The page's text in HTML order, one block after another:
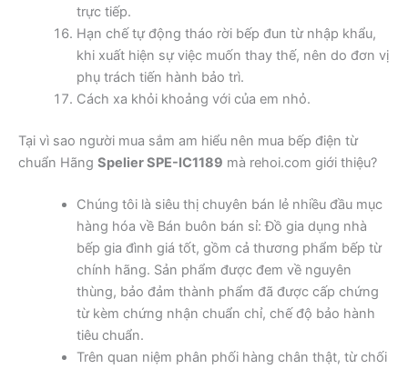
trực tiếp.
Hạn chế tự động tháo rời bếp đun từ nhập khẩu,
khi xuất hiện sự việc muốn thay thế, nên do đơn vị
phụ trách tiến hành bảo trì.
Cách xa khỏi khoảng với của em nhỏ.
Tại vì sao người mua sắm am hiểu nên mua bếp điện từ
chuẩn Hãng Spelier SPE-IC1189 mà rehoi.com giới thiệu?
Chúng tôi là siêu thị chuyên bán lẻ nhiều đầu mục
hàng hóa về Bán buôn bán sỉ: Đồ gia dụng nhà
bếp gia đình giá tốt, gồm cả thương phẩm bếp từ
chính hãng. Sản phẩm được đem về nguyên
thùng, bảo đảm thành phẩm đã được cấp chứng
từ kèm chứng nhận chuẩn chỉ, chế độ bảo hành
tiêu chuẩn.
Trên quan niệm phân phối hàng chân thật, từ chối